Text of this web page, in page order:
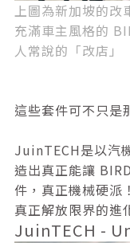
上圖為新加坡的改
充滿車主風格的
人常說的「改店」
這些套件可不只是
JuinTECH是以汽
造出真正能讓
件，真正機械硬派！
真正解放限界的進
JuinTECH -